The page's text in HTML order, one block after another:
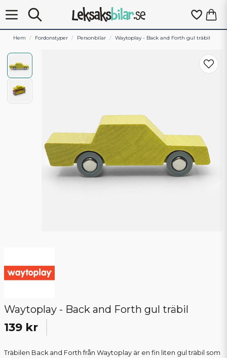
Hem Fordonstyper Personbilar Waytoplay - Back and Forth gul träbil
Waytoplay - Back and Forth gul träbil
139 kr
Träbilen Back and Forth från Waytoplay är en fin liten gul träbil som